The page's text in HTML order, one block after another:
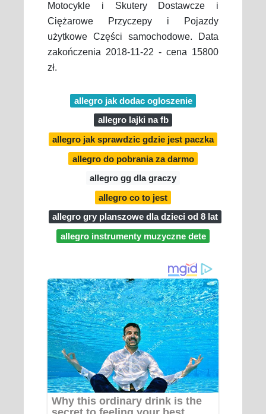
Motocykle i Skutery Dostawcze i
Ciężarowe Przyczepy i Pojazdy
użytkowe Części samochodowe. Data
zakończenia 2018-11-22 - cena 15800
zł.
allegro jak dodac ogloszenie
allegro lajki na fb
allegro jak sprawdzic gdzie jest paczka
allegro do pobrania za darmo
allegro gg dla graczy
allegro co to jest
allegro gry planszowe dla dzieci od 8 lat
allegro instrumenty muzyczne dete